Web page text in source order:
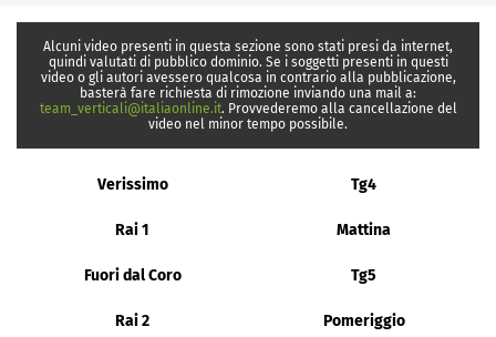
Alcuni video presenti in questa sezione sono stati presi da internet,
quindi valutati di pubblico dominio. Se i soggetti presenti in questi
video o gli autori avessero qualcosa in contrario alla pubblicazione,
basterà fare richiesta di rimozione inviando una mail a:
team_verticali@italiaonline.it. Provvederemo alla cancellazione del
video nel minor tempo possibile.
Verissimo Tg4
Rai 1 Mattina
Fuori dal Coro Tg5
Rai 2 Pomeriggio